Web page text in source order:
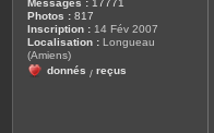
Messages : 17771
Photos : 817
Inscription : 14 Fév 2007
Localisation : Longueau
(Amiens)
donnés / reçus